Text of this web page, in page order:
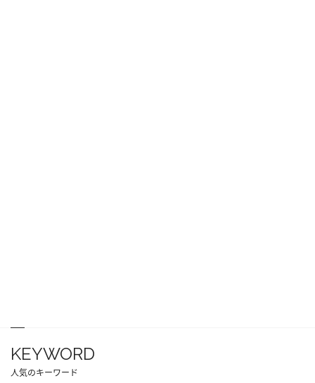
KEYWORD
人気のキーワード